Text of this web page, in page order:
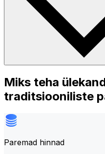
Miks teha
traditsiooniliste
Paremad hinnad